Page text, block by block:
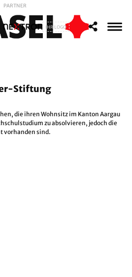
PARTNER
IHR LOGO
Stiftung
die ihren Wohnsitz im Kanton Aargau
zu absolvieren, jedoch die
vorhanden sind.